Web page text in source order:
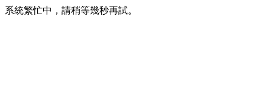
系統繁忙中，請稍等幾秒再試。